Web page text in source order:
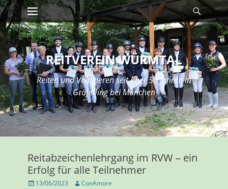
Zum
Inhalt:
Erstes Menü Suche
REITVEREIN WÜRMTAL
Reiten und Voltigieren seit über 50 Jahren in
Gräfelfing bei München
Reitabzeichenlehrgang im RVW – ein
Erfolg für alle Teilnehmer
Veröffentlicht
13/06/2023 AutorConAmore